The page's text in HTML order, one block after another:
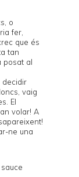
o
fer,
que és
tan
posat al
decidir
vaig
El
volar! A
ne una